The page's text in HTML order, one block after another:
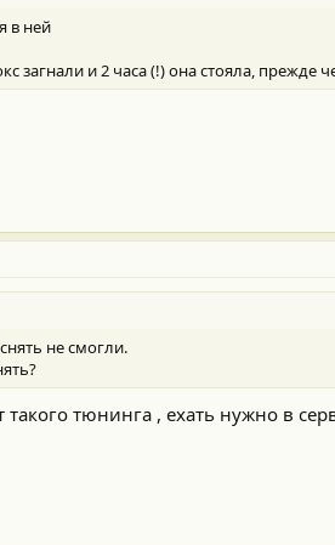
в ней
и 2 часа (!) она стояла, прежде
не смогли.
тюнинга , ехать нужно в